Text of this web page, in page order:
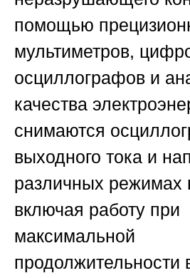
помощью
мультиметров,
осциллографов и
качества
снимаются
выходного тока и
различных режимах
включая работу при
максимальной
продолжительности